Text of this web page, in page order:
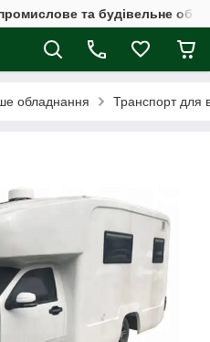
промислове та будівельне
обладнання Транспорт для